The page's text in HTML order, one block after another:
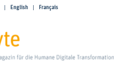
English Français